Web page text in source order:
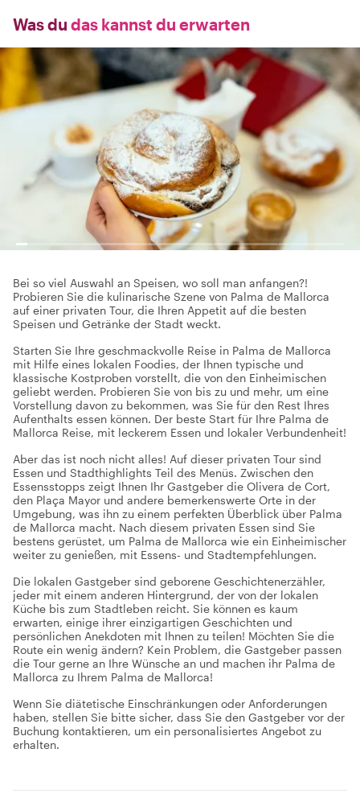
Was du das kannst du erwarten
Bei so viel Auswahl an Speisen, wo soll man anfangen?!
Probieren Sie die kulinarische Szene von Palma de Mallorca
auf einer privaten Tour, die Ihren Appetit auf die besten
Speisen und Getränke der Stadt weckt.
Starten Sie Ihre geschmackvolle Reise in Palma de Mallorca
mit Hilfe eines lokalen Foodies, der Ihnen typische und
klassische Kostproben vorstellt, die von den Einheimischen
geliebt werden. Probieren Sie von bis zu und mehr, um eine
Vorstellung davon zu bekommen, was Sie für den Rest Ihres
Aufenthalts essen können. Der beste Start für Ihre Palma de
Mallorca Reise, mit leckerem Essen und lokaler Verbundenheit!
Aber das ist noch nicht alles! Auf dieser privaten Tour sind
Essen und Stadthighlights Teil des Menüs. Zwischen den
Essensstopps zeigt Ihnen Ihr Gastgeber die Olivera de Cort,
den Plaça Mayor und andere bemerkenswerte Orte in der
Umgebung, was ihn zu einem perfekten Überblick über Palma
de Mallorca macht. Nach diesem privaten Essen sind Sie
bestens gerüstet, um Palma de Mallorca wie ein Einheimischer
weiter zu genießen, mit Essens- und Stadtempfehlungen.
Die lokalen Gastgeber sind geborene Geschichtenerzähler,
jeder mit einem anderen Hintergrund, der von der lokalen
Küche bis zum Stadtleben reicht. Sie können es kaum
erwarten, einige ihrer einzigartigen Geschichten und
persönlichen Anekdoten mit Ihnen zu teilen! Möchten Sie die
Route ein wenig ändern? Kein Problem, die Gastgeber passen
die Tour gerne an Ihre Wünsche an und machen ihr Palma de
Mallorca zu Ihrem Palma de Mallorca!
Wenn Sie diätetische Einschränkungen oder Anforderungen
haben, stellen Sie bitte sicher, dass Sie den Gastgeber vor der
Buchung kontaktieren, um ein personalisiertes Angebot zu
erhalten.